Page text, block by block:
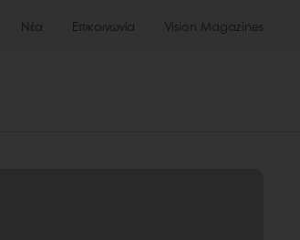
Νέα Επικοινωνία Vision Magazines